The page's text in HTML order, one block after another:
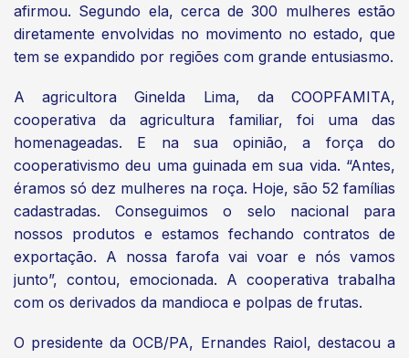
afirmou. Segundo ela, cerca de 300 mulheres estão
diretamente envolvidas no movimento no estado, que
tem se expandido por regiões com grande entusiasmo.
A agricultora Ginelda Lima, da COOPFAMITA,
cooperativa da agricultura familiar, foi uma das
homenageadas. E na sua opinião, a força do
cooperativismo deu uma guinada em sua vida. “Antes,
éramos só dez mulheres na roça. Hoje, são 52 famílias
cadastradas. Conseguimos o selo nacional para
nossos produtos e estamos fechando contratos de
exportação. A nossa farofa vai voar e nós vamos
junto”, contou, emocionada. A cooperativa trabalha
com os derivados da mandioca e polpas de frutas.
O presidente da OCB/PA, Ernandes Raiol, destacou a